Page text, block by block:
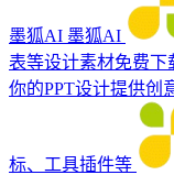
墨狐AI 墨狐AI
表等设计素材免费下
你的PPT设计提供创
标、工具插件等